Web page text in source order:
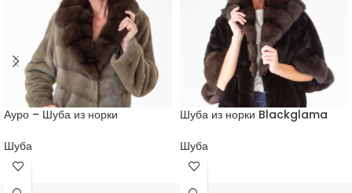
Ауро – Шуба из норки
Шуба
Шуба из норки Blackglama
Шуба